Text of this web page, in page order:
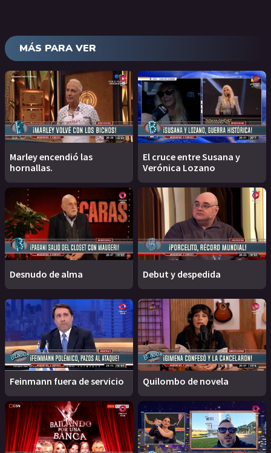
MÁS PARA VER
Marley encendió las
hornallas.
El cruce entre Susana y
Verónica Lozano
Desnudo de alma Debut y despedida
Feinmann fuera de servicio Quilombo de novela